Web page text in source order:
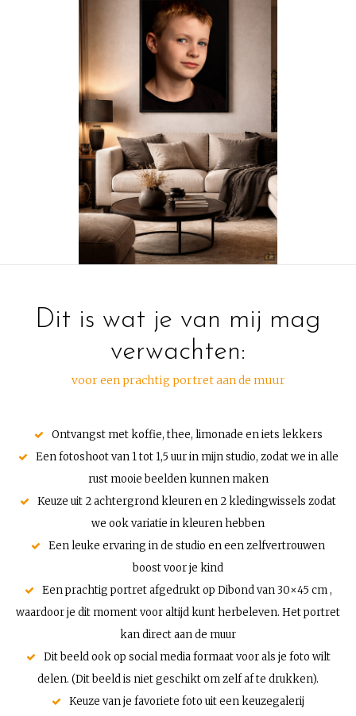
Dit is wat je van mij mag
verwachten:
voor een prachtig portret aan de muur
Ontvangst met koffie, thee, limonade en iets lekkers
Een fotoshoot van 1 tot 1,5 uur in mijn studio, zodat we in alle
rust mooie beelden kunnen maken
Keuze uit 2 achtergrond kleuren en 2 kledingwissels zodat
we ook variatie in kleuren hebben
Een leuke ervaring in de studio en een zelfvertrouwen
boost voor je kind
Een prachtig portret afgedrukt op Dibond van 30×45 cm ,
waardoor je dit moment voor altijd kunt herbeleven. Het portret
kan direct aan de muur
Dit beeld ook op social media formaat voor als je foto wilt
delen. (Dit beeld is niet geschikt om zelf af te drukken).
Keuze van je favoriete foto uit een keuzegalerij